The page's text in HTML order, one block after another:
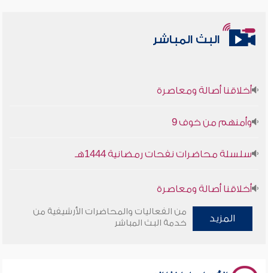
البث المباشر
أخلاقنا أصالة ومعاصرة
وأمنهم من خوف 9
سلسلة محاضرات نفحات رمضانية 1444هـ
أخلاقنا أصالة ومعاصرة
وأمنهم من خوف 9
المزيد
من الفعاليات والمحاضرات الأرشيفية من
خدمة البث المباشر